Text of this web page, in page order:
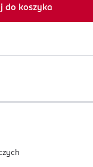
do koszyka